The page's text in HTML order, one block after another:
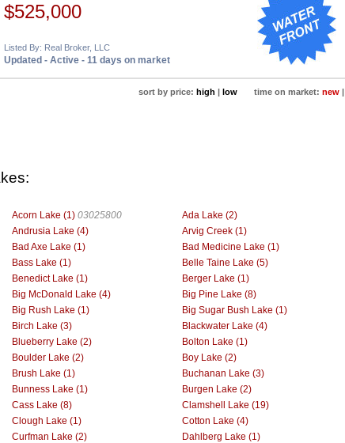
$525,000
Listed By: Real Broker, LLC
Updated - Active - 11 days on market
sort by price: high | low time on market: new |
Acorn Lake (1) 03025800
Ada Lake (2)
Andrusia Lake (4)
Arvig Creek (1)
Bad Axe Lake (1)
Bad Medicine Lake (1)
Bass Lake (1)
Belle Taine Lake (5)
Benedict Lake (1)
Berger Lake (1)
Big McDonald Lake (4)
Big Pine Lake (8)
Big Rush Lake (1)
Big Sugar Bush Lake (1)
Birch Lake (3)
Blackwater Lake (4)
Blueberry Lake (2)
Bolton Lake (1)
Boulder Lake (2)
Boy Lake (2)
Brush Lake (1)
Buchanan Lake (3)
Bunness Lake (1)
Burgen Lake (2)
Cass Lake (8)
Clamshell Lake (19)
Clough Lake (1)
Cotton Lake (4)
Curfman Lake (2)
Dahlberg Lake (1)